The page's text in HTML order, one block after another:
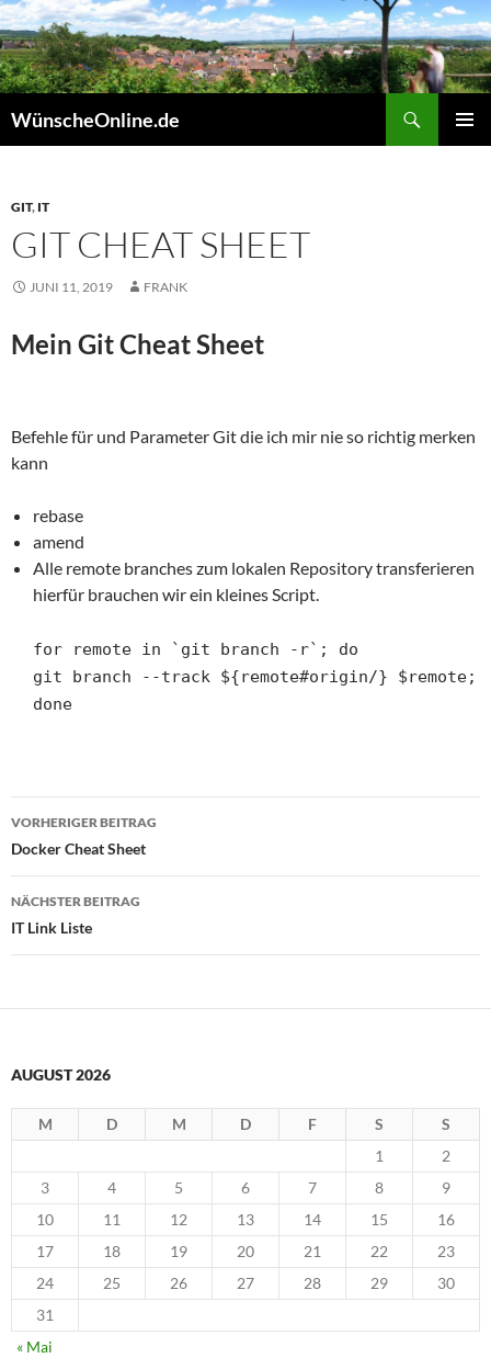
Zum
Inhalt
springen
WünscheOnline.de
GIT, IT
GIT CHEAT SHEET
JUNI 11, 2019 FRANK
Mein Git Cheat Sheet
Befehle für und Parameter Git die ich mir nie so richtig merken
kann
rebase
amend
Alle remote branches zum lokalen Repository transferieren
hierfür brauchen wir ein kleines Script.
for remote in `git branch -r`; do
git branch --track ${remote#origin/} $remote;
done
Beitragsnavigation
VORHERIGER BEITRAG
Docker Cheat Sheet
NÄCHSTER BEITRAG
IT Link Liste
AUGUST 2026
M D M D F S
S
1
2
3
4 5 6 7 8
9
10
11 12 13 14 15
16
17
18 19 20 21 22
23
24
25 26 27 28 29
30
31
« Mai